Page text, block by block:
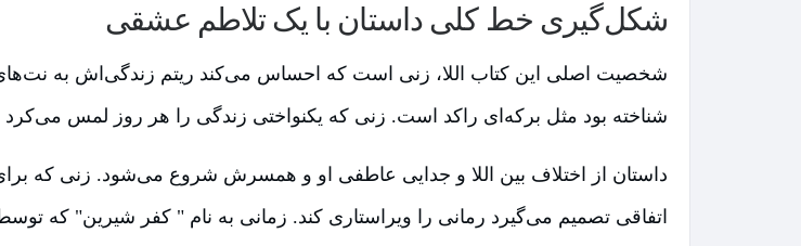
شکل‌گیری خط کلی داستان با یک تلاطم عشقی
شخصیت اصلی این کتاب اللا، زنی است که احساس می‌کند ریتم زندگی‌اش به
شناخته بود مثل برکه‌ای راکد است. زنی که یکنواختی زندگی را هر روز لمس
داستان از اختلاف بین اللا و جدایی عاطفی او و همسرش شروع می‌شود. زنی که
اتفاقی تصمیم می‌گیرد رمانی را ویراستاری کند. زمانی به نام " کفر شیرین" که